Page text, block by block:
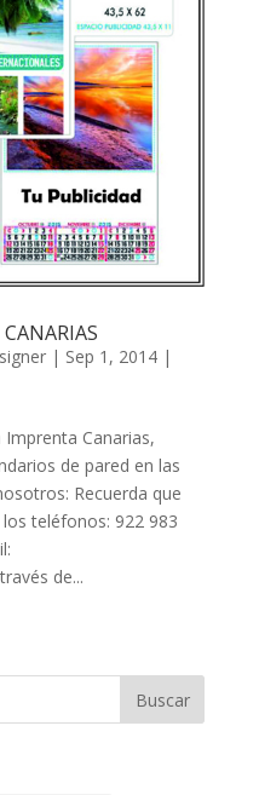
| Sep 1, 2014|
Imprenta Canarias,
de pared en las
Recuerda que
teléfonos: 922 983
de...